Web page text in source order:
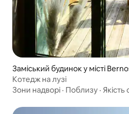
Заміський будинок у місті
Котедж на лузі
Зони надворі · Поблизу · Якість